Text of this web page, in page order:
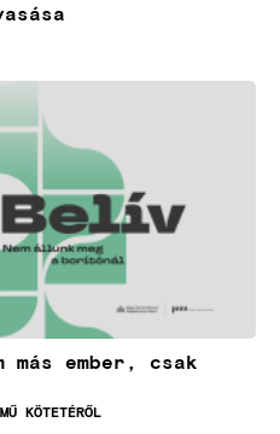
ember, csak
KÖTETÉRŐL